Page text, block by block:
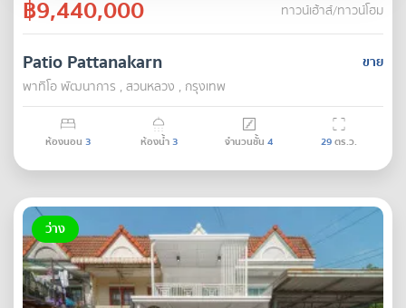
฿9,440,000 ทาวน์เฮ้าส์/ทาวน์โฮม
ขาย
Patio Pattanakarn
พาทิโอ พัฒนาการ , สวนหลวง , กรุงเทพ
ห้องนอน 3 ห้องน้ำ3 จำนวนชั้น 4 29ตร.ว.
ว่าง